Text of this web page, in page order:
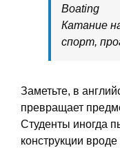
Boating
Катание
спорт,
Заметьте, в
превращает
Студенты иногда
конструкции